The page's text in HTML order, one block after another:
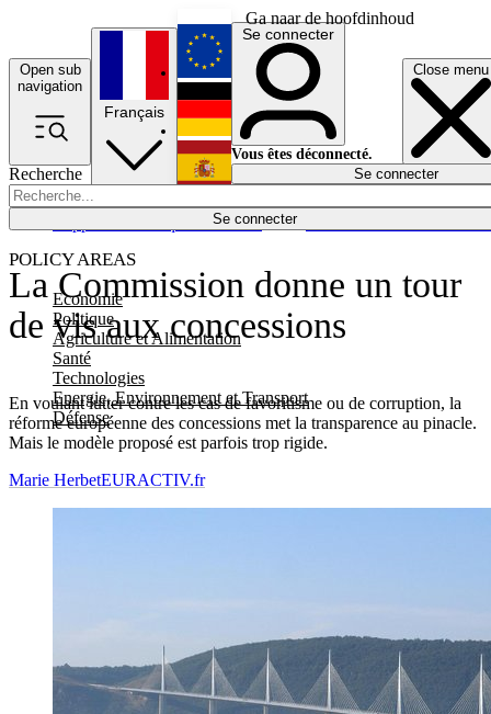
Ga naar de hoofdinhoud
Open sub
navigation
Close menu
Recherche
Se connecter
POLICY AREAS
Economie
Politique
Agriculture et Alimentation
Santé
Technologies
Energie, Environnement et Transport
Défense
Économie
Français
English
Deutsch
Español
Se connecter
Vous êtes déconnecté.
Se connecter
La Commission donne un tour
de vis aux concessions
En voulant lutter contre les cas de favoritisme ou de corruption, la
réforme européenne des concessions met la transparence au pinacle.
Mais le modèle proposé est parfois trop rigide.
Marie HerbetEURACTIV.fr